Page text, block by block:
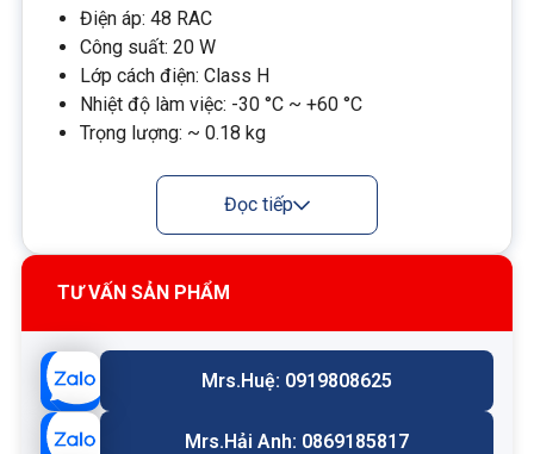
Điện áp: 48 RAC
Công suất: 20 W
Lớp cách điện: Class H
Nhiệt độ làm việc: -30 °C ~ +60 °C
Trọng lượng: ~ 0.18 kg
Xuất xứ: Bosch Rexroth - Ý
Đọc tiếp
TƯ VẤN SẢN PHẨM
Mrs.Huệ: 0919808625
Mrs.Hải Anh: 0869185817